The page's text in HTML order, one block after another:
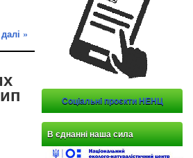
»
Соціальні проєкти НЕНЦ
В єднанні наша сила